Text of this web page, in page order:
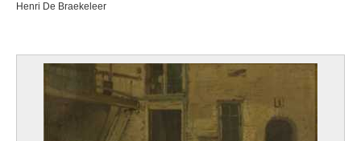
Henri De Braekeleer